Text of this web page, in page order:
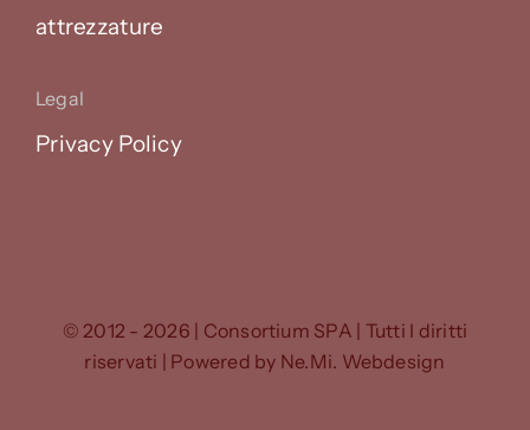
attrezzature
Legal
Privacy Policy
© 2012 - 2026 | Consortium SPA | Tutti I diritti
riservati | Powered by Ne.Mi. Webdesign